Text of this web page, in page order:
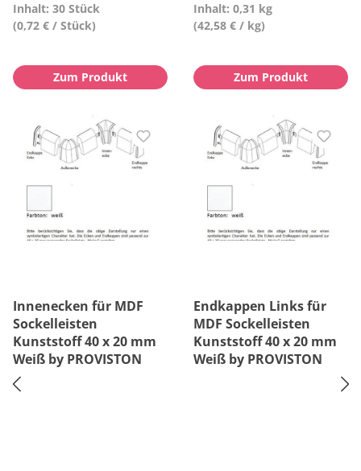
Inhalt: 30 Stück
(0,72 € / Stück)
Zum Produkt
Inhalt: 0,31 kg
(42,58 € / kg)
Zum Produkt
Innenecken für MDF
Sockelleisten
Kunststoff 40 x 20 mm
Weiß by PROVISTON
Endkappen Links für
MDF Sockelleisten
Kunststoff 40 x 20 mm
Weiß by PROVISTON